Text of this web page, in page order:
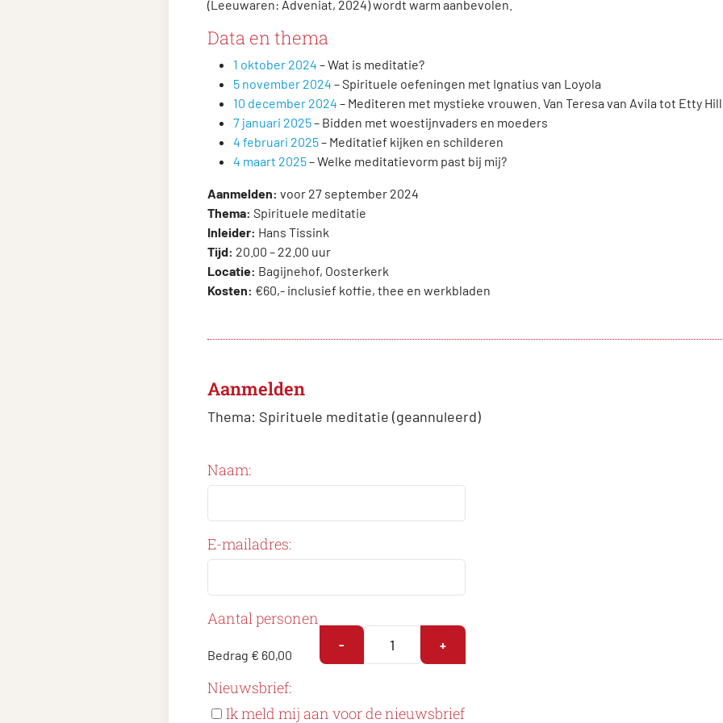
(Leeuwaren: Adveniat, 2024) wordt warm aanbevolen.
Data en thema
1 oktober 2024 – Wat is meditatie?
5 november 2024 – Spirituele oefeningen met Ignatius van Loyola
10 december 2024 – Mediteren met mystieke vrouwen. Van Teresa van Avila tot Etty
7 januari 2025– Bidden met woestijnvaders en moeders
4 februari 2025– Meditatief kijken en schilderen
4 maart 2025– Welke meditatievorm past bij mij?
Aanmelden: voor 27 september 2024
Thema: Spirituele meditatie
Inleider: Hans Tissink
Tijd: 20.00 – 22.00 uur
Locatie: Bagijnehof, Oosterkerk
Kosten: €60,- inclusief koffie, thee en werkbladen
Aanmelden
Thema: Spirituele meditatie (geannuleerd)
Naam:
E-mailadres:
Aantal personen
- +
Bedrag € 60,00
Nieuwsbrief:
Ik meld mij aan voor de nieuwsbrief